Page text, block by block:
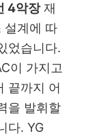
4악장재
설계에 따
었습니다.
이 가지고
끝까지 어
을 발휘할
다. YG